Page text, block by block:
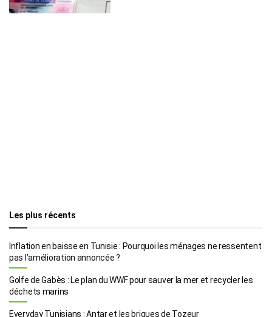
Les plus récents
Inflation en baisse en Tunisie : Pourquoi les ménages ne ressentent
pas l’amélioration annoncée ?
Golfe de Gabès : Le plan du WWF pour sauver la mer et recycler les
déchets marins
Everyday Tunisians : Antar et les briques de Tozeur